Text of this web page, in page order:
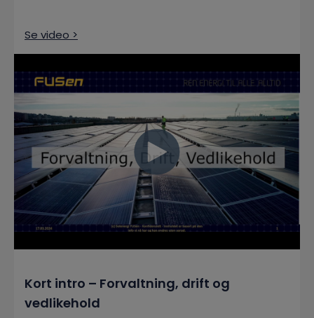
Se video >
Kort intro – Forvaltning, drift og
vedlikehold